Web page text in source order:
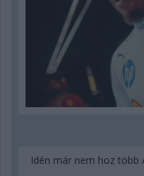
Idén már nem hoz több